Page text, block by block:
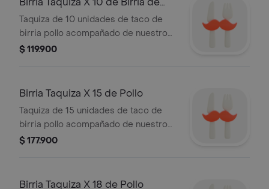
Pollo
Taquiza de 10 unidades de taco de
birria pollo acompañado de nuestro
tradicional consomé de birria.
$ 119.900
Birria Taquiza X 15 de Pollo
Taquiza de 15 unidades de taco de
birria pollo acompañado de nuestro
tradicional consomé de birria.
$ 177.900
Birria Taquiza X 18 de Pollo